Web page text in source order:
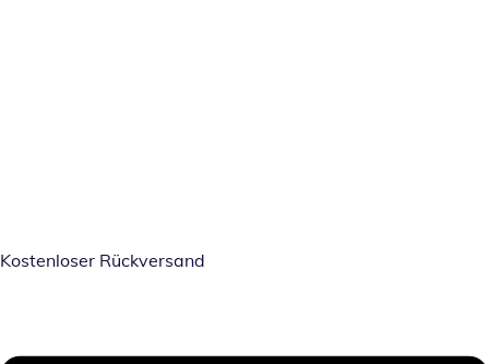
Kostenloser Rückversand